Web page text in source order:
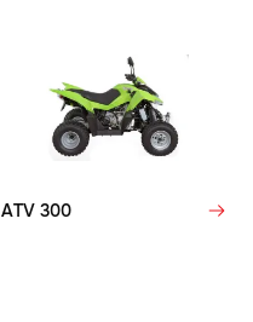
ATV 300